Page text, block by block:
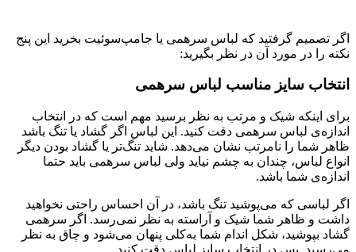
اگر تصمیم گرفتید که لباس سرهمی یا جامپ‌سوئیت بخرید این پنج
نکته را در مورد آن در نظر بگیرید:
انتخاب سایز مناسب لباس سرهمی
برای اینکه شیک و مرتب به نظر برسید مهم است که در انتخاب
اندازه‌ی لباس سرهمی دقت کنید. این لباس اگر گشاد یا تنگ‌ باشد
ظاهر شما را نامرتب نشان می‌دهد. شاید تنگ‌تر یا گشاد بودن دیگر
انواع لباس، چندان به چشم نیاید ولی لباس سرهمی باید حتما
اندازه‌ی شما باشد.
اگر لباسی که می‌پوشید تنگ باشد، در آن احساس راحتی نخواهید
داشت و ظاهر شما شیک و آراسته به نظر نمی‌رسد. اگر سرهمی
گشاد بپوشید، شکل اندام شما به‌کلی پنهان می‌شود و چاق به نظر
می‌رسید. پس در انتخاب سایز لباس دقت کنید.